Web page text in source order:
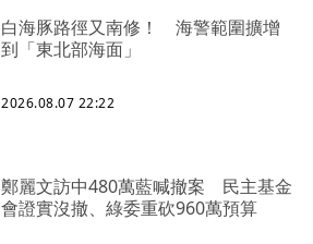
白海豚路徑又南修！ 海警範圍擴增
到「東北部海面」
2026.08.07 22:22
鄭麗文訪中480萬藍喊撤案 民主基金
會證實沒撤、綠委重砍960萬預算